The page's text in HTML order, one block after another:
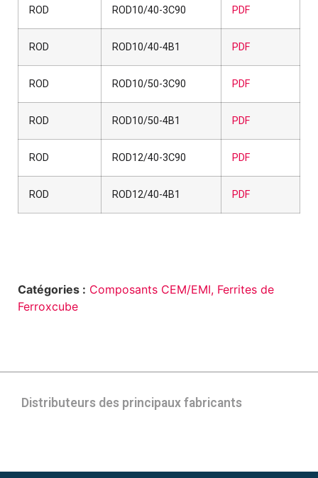
ROD ROD10/40-3C90 PDF
ROD ROD10/40-4B1 PDF
ROD ROD10/50-3C90 PDF
ROD ROD10/50-4B1 PDF
ROD ROD12/40-3C90 PDF
ROD ROD12/40-4B1 PDF
Catégories : Composants CEM/EMI, Ferrites de
Ferroxcube
Distributeurs des principaux fabricants